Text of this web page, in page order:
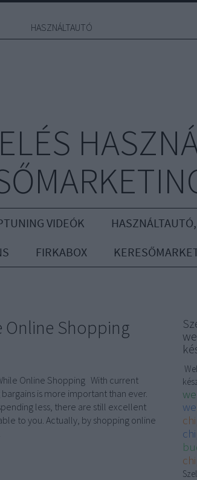
HASZNÁLTAUTÓ
VIDEÓK
FIRKABOX
Online Shopping
Online Shopping With current
is more important than ever.
less, there are still excellent
to you. Actually, by shopping online